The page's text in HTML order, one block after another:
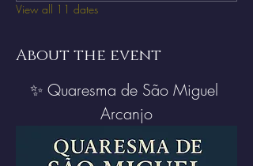
View all 11 dates
About the event
✨ Quaresma de São Miguel
Arcanjo